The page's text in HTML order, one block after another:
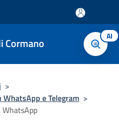
Cormano AI
>
e Telegram >